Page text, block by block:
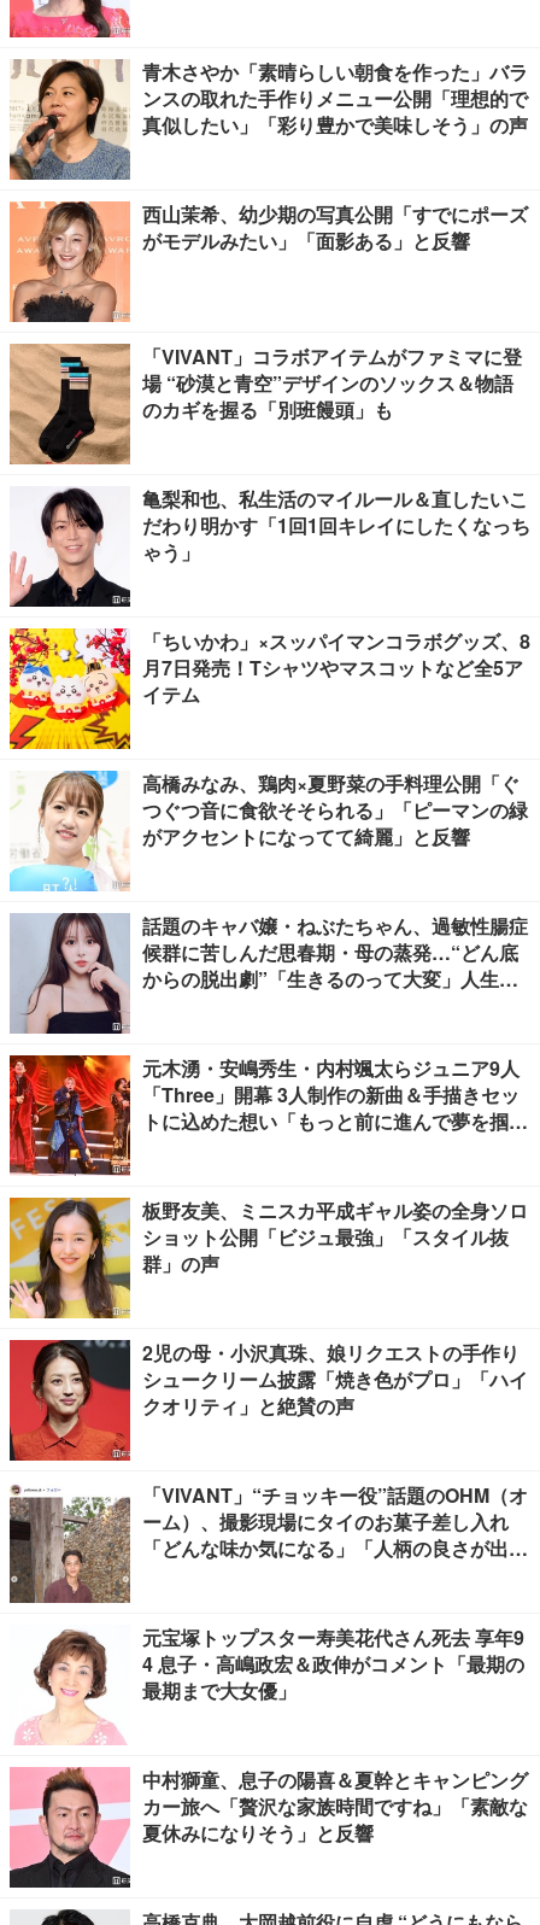
青木さやか「素晴らしい朝食を作った」バラ
ンスの取れた手作りメニュー公開「理想的で
真似したい」「彩り豊かで美味しそう」の声
西山茉希、幼少期の写真公開「すでにポーズ
がモデルみたい」「面影ある」と反響
「VIVANT」コラボアイテムがファミマに登
場 “砂漠と青空”デザインのソックス＆物語
のカギを握る「別班饅頭」も
亀梨和也、私生活のマイルール＆直したいこ
だわり明かす「1回1回キレイにしたくなっち
ゃう」
「ちいかわ」×スッパイマンコラボグッズ、8
月7日発売！Tシャツやマスコットなど全5ア
イテム
高橋みなみ、鶏肉×夏野菜の手料理公開「ぐ
つぐつ音に食欲そそられる」「ピーマンの緑
がアクセントになってて綺麗」と反響
話題のキャバ嬢・ねぶたちゃん、過敏性腸症
候群に苦しんだ思春期・母の蒸発…“どん底
からの脱出劇”「生きるのって大変」人生変
元木湧・安嶋秀生・内村颯太らジュニア9人
「Three」開幕 3人制作の新曲＆手描きセッ
トに込めた想い「もっと前に進んで夢を掴み
板野友美、ミニスカ平成ギャル姿の全身ソロ
ショット公開「ビジュ最強」「スタイル抜
群」の声
2児の母・小沢真珠、娘リクエストの手作り
シュークリーム披露「焼き色がプロ」「ハイ
クオリティ」と絶賛の声
「VIVANT」“チョッキー役”話題のOHM（オ
ーム）、撮影現場にタイのお菓子差し入れ
「どんな味か気になる」「人柄の良さが出て
元宝塚トップスター寿美花代さん死去 享年9
4 息子・高嶋政宏＆政伸がコメント「最期の
最期まで大女優」
中村獅童、息子の陽喜＆夏幹とキャンピング
カー旅へ「贅沢な家族時間ですね」「素敵な
夏休みになりそう」と反響